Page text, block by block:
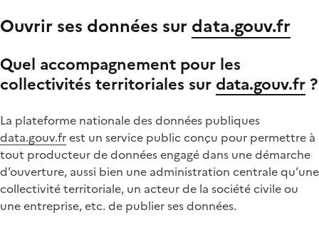
Ouvrir ses données surdata.gouv.fr
Quel accompagnement pour les
collectivités territoriales sur data.gouv.fr?
La plateforme nationale des données publiques
data.gouv.frest un service public conçu pour permettre à
tout producteur de données engagé dans une démarche
d’ouverture, aussi bien une administration centrale qu’une
collectivité territoriale, un acteur de la société civile ou
une entreprise, etc. de publier ses données.